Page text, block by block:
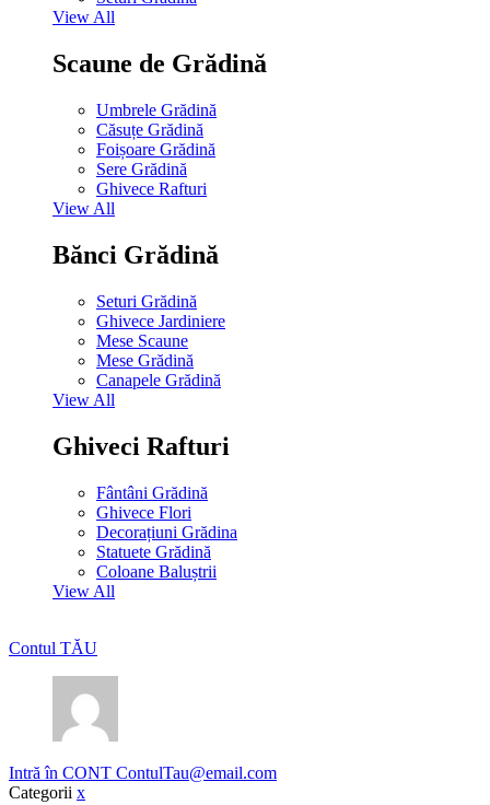
View All
Scaune de Grădină
Umbrele Grădină
Căsuțe Grădină
Foișoare Grădină
Sere Grădină
Ghivece Rafturi
View All
Bănci Grădină
Seturi Grădină
Ghivece Jardiniere
Mese Scaune
Mese Grădină
Canapele Grădină
View All
Ghiveci Rafturi
Fântâni Grădină
Ghivece Flori
Decorațiuni Grădina
Statuete Grădină
Coloane Baluștrii
View All
Contul TĂU
Intră în CONT ContulTau@email.com
Categorii x